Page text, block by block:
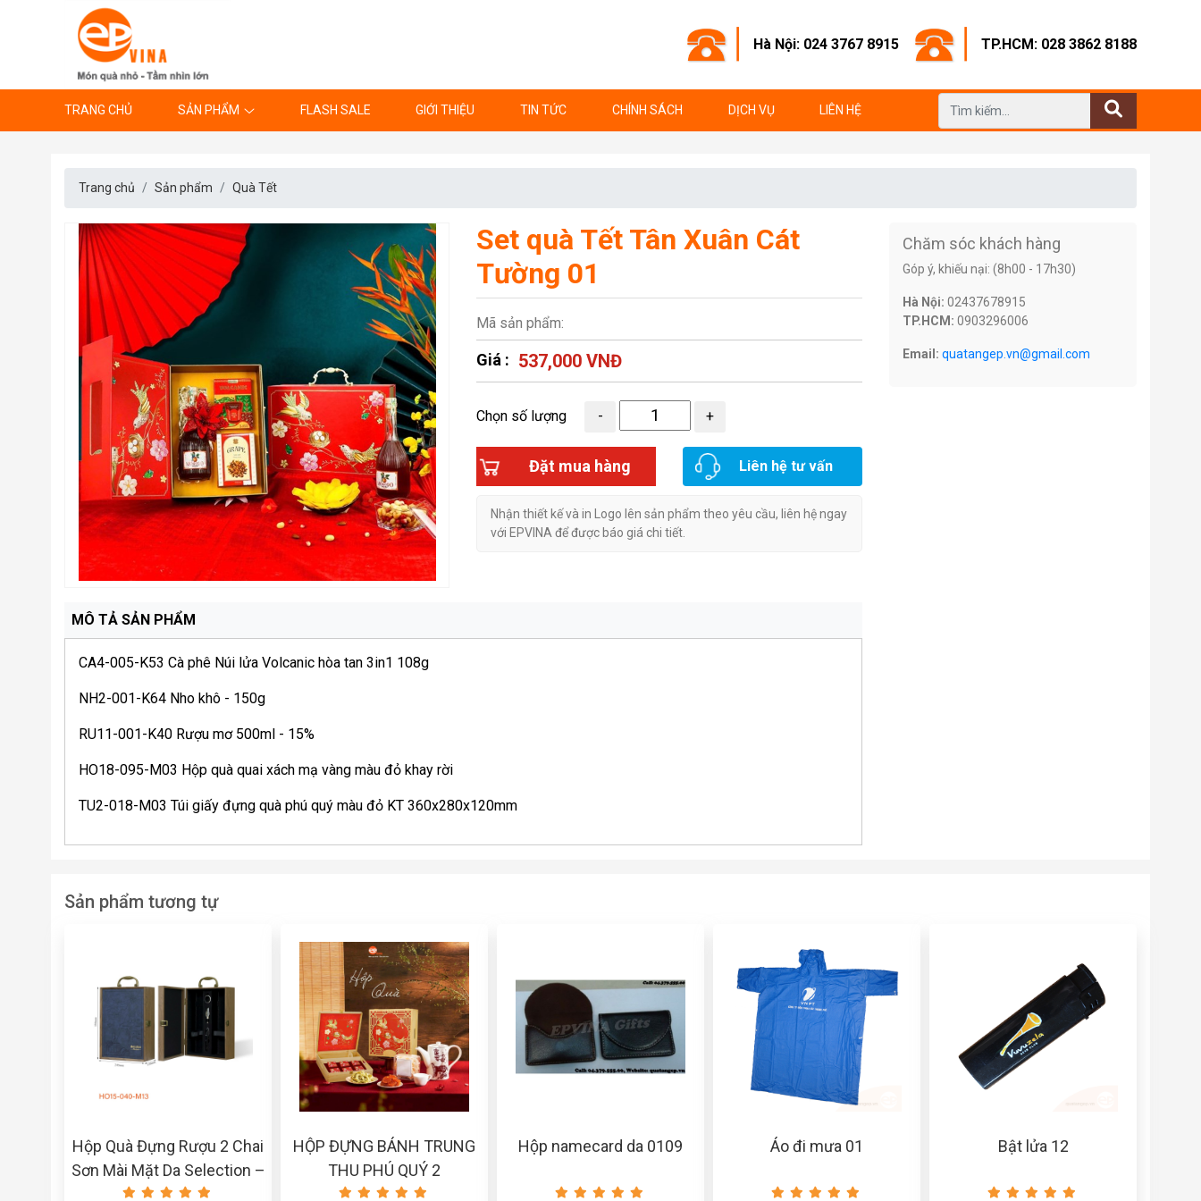
Hà Nội: 024 3767 8915 TP.HCM: 028 3862 8188
TRANG CHỦ SẢN PHẨM FLASH SALE GIỚI THIỆU TIN TỨC CHÍNH SÁCH DỊCH VỤ LIÊN HỆ
Trang chủ Sản phẩm Quà Tết
Set quà Tết Tân Xuân Cát
Tường 01
Mã sản phẩm:
Giá : 537,000 VNĐ
Chọn số lượng
Đặt mua hàng Liên hệ tư vấn
Nhận thiết kế và in Logo lên sản phẩm theo yêu cầu, liên hệ ngay
với EPVINA để được báo giá chi tiết.
MÔ TẢ SẢN PHẨM
CA4-005-K53 Cà phê Núi lửa Volcanic hòa tan 3in1 108g
NH2-001-K64 Nho khô - 150g
RU11-001-K40 Rượu mơ 500ml - 15%
HO18-095-M03 Hộp quà quai xách mạ vàng màu đỏ khay rời
TU2-018-M03 Túi giấy đựng quà phú quý màu đỏ KT 360x280x120mm
Chăm sóc khách hàng
Góp ý, khiếu nại: (8h00 - 17h30)
Hà Nội: 02437678915
TP.HCM: 0903296006
Email: quatangep.vn@gmail.com
Sản phẩm tương tự
Hộp Quà Đựng Rượu 2 Chai
Sơn Mài Mặt Da Selection –
Màu Xanh 3 PK HO15-040-
HỘP ĐỰNG BÁNH TRUNG
THU PHÚ QUÝ 2
Hộp namecard da 0109 Áo đi mưa 01 Bật lửa 12